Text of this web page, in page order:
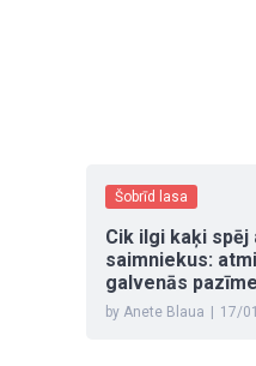
Šobrīd lasa
Cik ilgi kaķi
saimniekus:
galvenās
by Anete Blaua | 17/